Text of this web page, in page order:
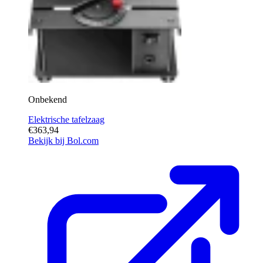
Onbekend
Elektrische tafelzaag
€363,94
Bekijk bij Bol.com